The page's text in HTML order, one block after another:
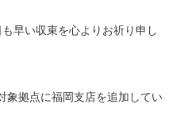
早い収束を心よりお祈り申し
象拠点に福岡支店を追加してい